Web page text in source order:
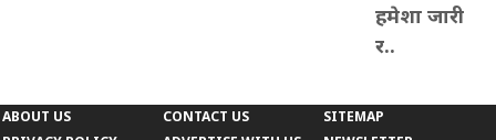
हमेशा जारी
र..
ABOUT US
CONTACT US
SITEMAP